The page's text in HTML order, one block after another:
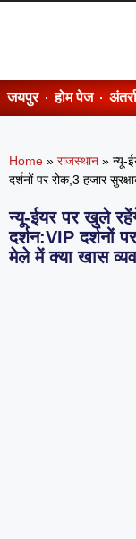
जयपुर होम पेज
Home » राजस्थान » न्यू-
दर्शनों पर रोक,3 हजार
न्यू-ईयर पर खुले
दर्शन:VIP दर्शनों
मेले में क्या खास